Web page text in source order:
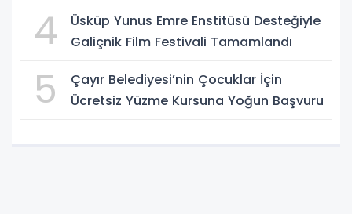
4
Üsküp Yunus Emre Enstitüsü Desteğiyle
Galiçnik Film Festivali Tamamlandı
5
Çayır Belediyesi’nin Çocuklar İçin
Ücretsiz Yüzme Kursuna Yoğun Başvuru